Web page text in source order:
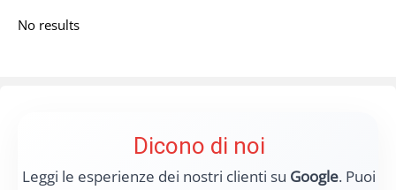
Dicono di noi
Leggi le esperienze dei nostri clienti su Google. Puoi